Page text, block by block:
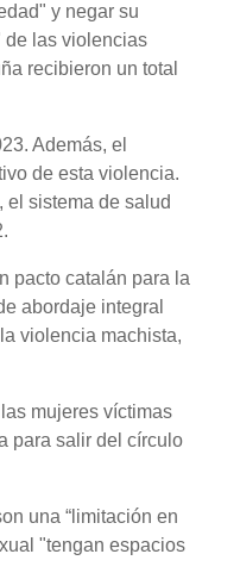
y negar su
de las violencias
recibieron un total
Además, el
de esta violencia.
el sistema de salud
pacto catalán para la
abordaje integral
violencia machista,
mujeres víctimas
para salir del círculo
una “limitación en
"tengan espacios